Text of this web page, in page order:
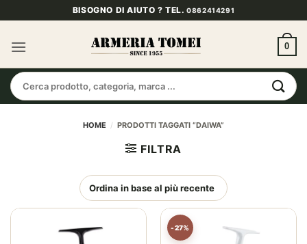
ai
contenuti
BISOGNO DI AIUTO ? TEL.0862414291
0
Cerca:
HOME / PRODOTTI TAGGATI “DAIWA”
FILTRA
-27%